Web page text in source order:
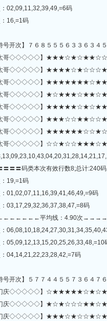
02,09,11,32,39,49,=6码
16,=1码
号开次】７６８５５５６３３６３４
太哥◇◇◇◇◇】
太哥◇◇◇◇◇】
太哥◇◇◇◇◇】
太哥◇◇◇◇◇】
太哥◇◇◇◇◇】
太哥◇◇◇◇◇】
太哥◇◇◇◇◇】
太哥◇◇◇◇◇】
〓〓〓码类本次有效行数8;总计:240
19,=1码
01,02,07,11,16,39,41,46,49,=9码
03,17,29,32,36,37,38,47,=8码
平均线：4.90次
05,09,12,13,15,20,25,26,33,48,=10
04,14,21,22,23,28,42,=7码
号开次】５７７４４５５７３６４７
门庆◇◇◇◇◇】
门庆◇◇◇◇◇】
门庆◇◇◇◇◇】